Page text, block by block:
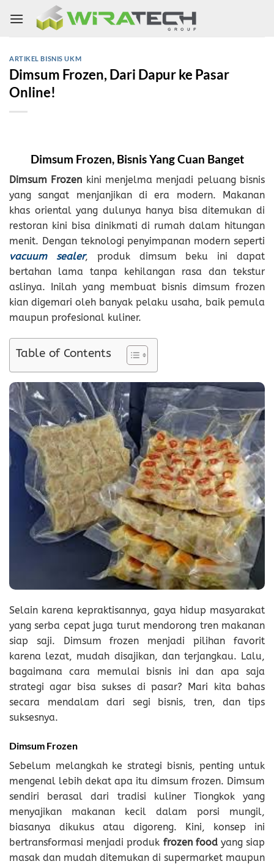
ARTIKEL BISNIS UKM
Dimsum Frozen, Dari Dapur ke Pasar
Online!
Dimsum Frozen, Bisnis Yang Cuan Banget
Dimsum Frozen kini menjelma menjadi peluang bisnis
yang sangat menjanjikan di era modern. Makanan
khas oriental yang dulunya hanya bisa ditemukan di
restoran kini bisa dinikmati di rumah dalam hitungan
menit. Dengan teknologi penyimpanan modern seperti
vacuum sealer, produk dimsum beku ini dapat
bertahan lama tanpa kehilangan rasa dan tekstur
aslinya. Inilah yang membuat bisnis dimsum frozen
kian digemari oleh banyak pelaku usaha, baik pemula
maupun profesional kuliner.
Table of Contents
Selain karena kepraktisannya, gaya hidup masyarakat
yang serba cepat juga turut mendorong tren makanan
siap saji. Dimsum frozen menjadi pilihan favorit
karena lezat, mudah disajikan, dan terjangkau. Lalu,
bagaimana cara memulai bisnis ini dan apa saja
strategi agar bisa sukses di pasar? Mari kita bahas
secara mendalam dari segi bisnis, tren, dan tips
suksesnya.
Dimsum Frozen
Sebelum melangkah ke strategi bisnis, penting untuk
mengenal lebih dekat apa itu dimsum frozen. Dimsum
sendiri berasal dari tradisi kuliner Tiongkok yang
menyajikan makanan kecil dalam porsi mungil,
biasanya dikukus atau digoreng. Kini, konsep ini
bertransformasi menjadi produk frozen foodyang siap
masak dan mudah ditemukan di supermarket maupun